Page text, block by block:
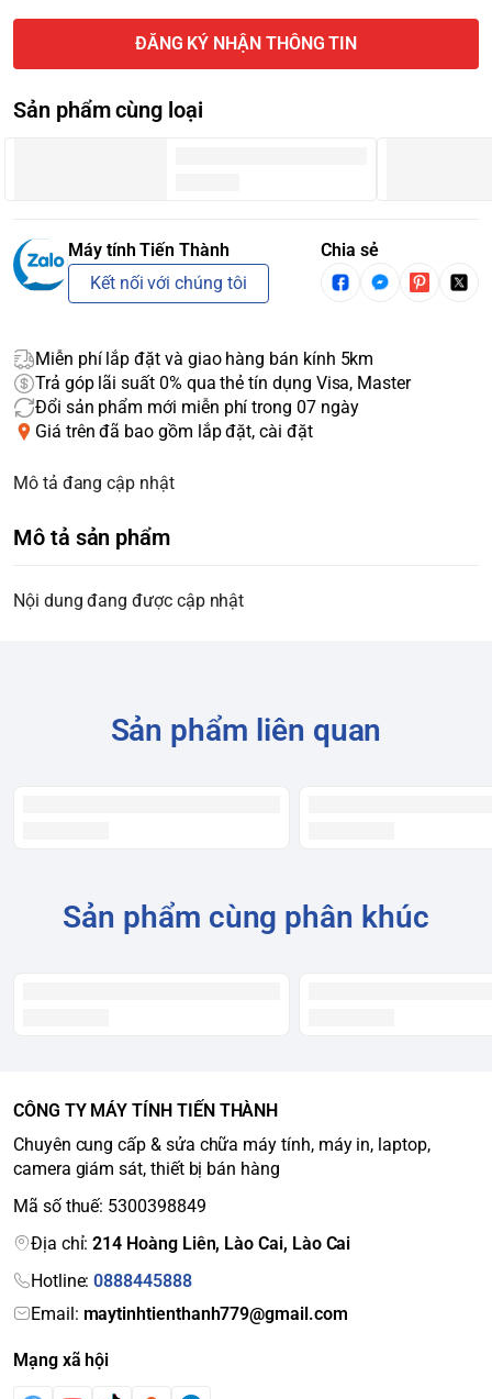
ĐĂNG KÝ NHẬN THÔNG TIN
Sản phẩm cùng loại
Máy tính Tiến Thành
Kết nối với chúng tôi
Chia sẻ
Miễn phí lắp đặt và giao hàng bán kính 5km
Trả góp lãi suất 0% qua thẻ tín dụng Visa, Master
Đổi sản phẩm mới miễn phí trong 07 ngày
Giá trên đã bao gồm lắp đặt, cài đặt
Mô tả đang cập nhật
Mô tả sản phẩm
Nội dung đang được cập nhật
Sản phẩm liên quan
Sản phẩm cùng phân khúc
CÔNG TY MÁY TÍNH TIẾN THÀNH
Chuyên cung cấp & sửa chữa máy tính, máy in, laptop,
camera giám sát, thiết bị bán hàng
Mã số thuế: 5300398849
Địa chỉ:214 Hoàng Liên, Lào Cai, Lào Cai
Hotline:0888445888
Email: maytinhtienthanh779@gmail.com
Mạng xã hội